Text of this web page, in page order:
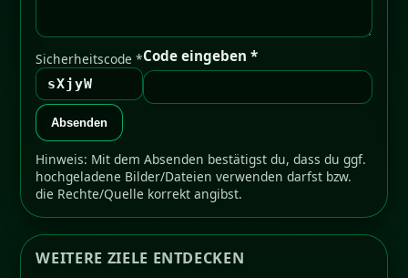
Sicherheitscode *
sXjyW
Code eingeben *
Absenden
Hinweis: Mit dem Absenden bestätigst du, dass du ggf.
hochgeladene Bilder/Dateien verwenden darfst bzw.
die Rechte/Quelle korrekt angibst.
WEITERE ZIELE ENTDECKEN